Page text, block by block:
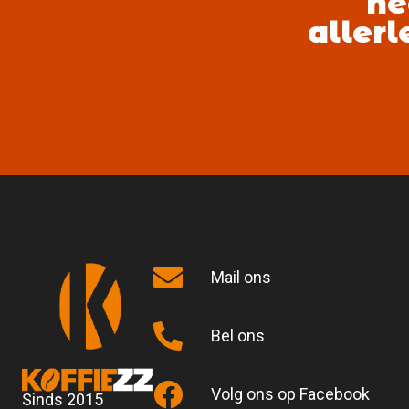
Sinds 2015
Mail ons
Bel ons
Volg ons op Facebook